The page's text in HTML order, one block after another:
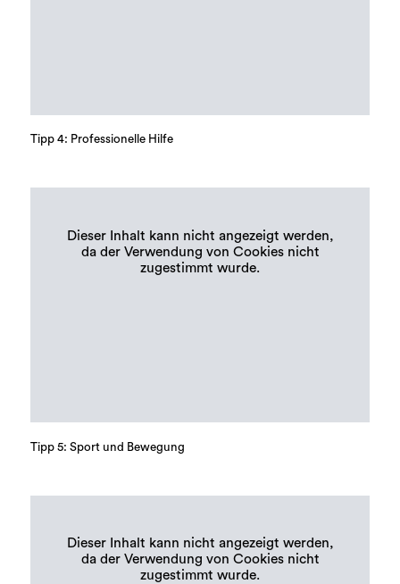
Tipp 4: Professionelle Hilfe
Dieser Inhalt kann nicht angezeigt werden,
da der Verwendung von Cookies nicht
zugestimmt wurde.
Tipp 5: Sport und Bewegung
Dieser Inhalt kann nicht angezeigt werden,
da der Verwendung von Cookies nicht
zugestimmt wurde.